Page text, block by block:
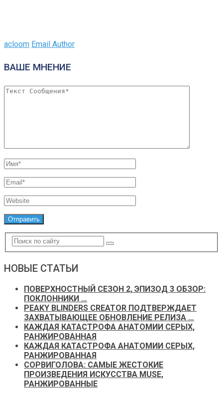
acloom Email Author
ВАШЕ МНЕНИЕ
НОВЫЕ СТАТЬИ
ПОВЕРХНОСТНЫЙ СЕЗОН 2, ЭПИЗОД 3 ОБЗОР:
ПОКЛОННИКИ …
PEAKY BLINDERS CREATOR ПОДТВЕРЖДАЕТ
ЗАХВАТЫВАЮЩЕЕ ОБНОВЛЕНИЕ РЕЛИЗА …
КАЖДАЯ КАТАСТРОФА АНАТОМИИ СЕРЫХ,
РАНЖИРОВАННАЯ
КАЖДАЯ КАТАСТРОФА АНАТОМИИ СЕРЫХ,
РАНЖИРОВАННАЯ
СОРВИГОЛОВА: САМЫЕ ЖЕСТОКИЕ
ПРОИЗВЕДЕНИЯ ИСКУССТВА MUSE,
РАНЖИРОВАННЫЕ